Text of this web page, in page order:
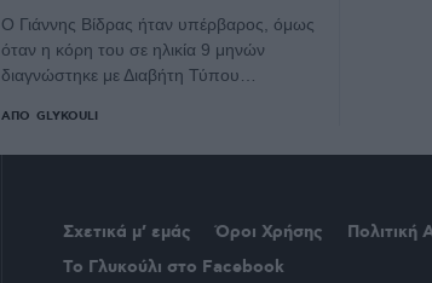
Ο Γιάννης Βίδρας ήταν υπέρβαρος, όμως
όταν η κόρη του σε ηλικία 9 μηνών
διαγνώστηκε με Διαβήτη Τύπου…
ΑΠΌ GLYKOULI
Σχετικά μ’ εμάς Όροι Χρήσης
Πολιτική
Το Γλυκούλι στο Facebook